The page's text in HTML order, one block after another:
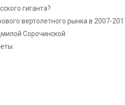
гиганта?
вертолетного рынка в 2007-
Сорочинской.